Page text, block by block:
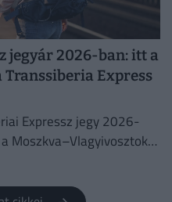
jegyár 2026-ban: itt a
Express
Expressz jegy 2026-
Moszkva–Vlagyivosztok